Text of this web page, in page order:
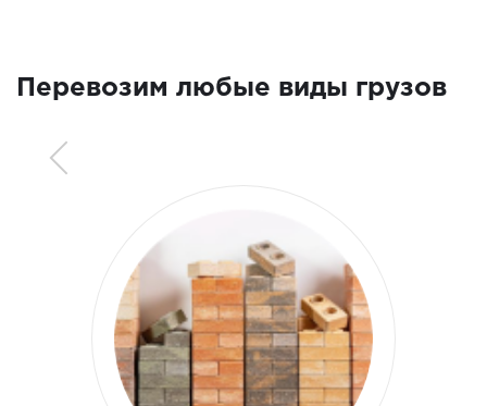
Перевозим любые виды грузов